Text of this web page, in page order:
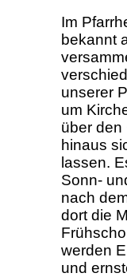
Im
bekannt
unserer
um
über den
hinaus
lassen.
Sonn-
nach
dort die
werden
und